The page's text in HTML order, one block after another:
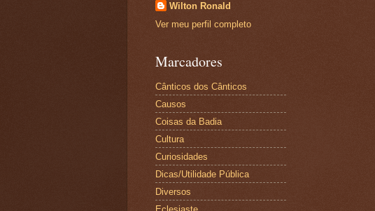
Wilton Ronald
Ver meu perfil completo
Marcadores
Cânticos dos Cânticos
Causos
Coisas da Badia
Cultura
Curiosidades
Dicas/Utilidade Pública
Diversos